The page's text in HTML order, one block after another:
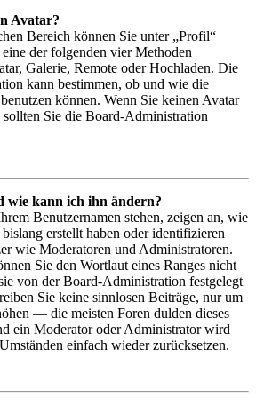
Avatar?
Bereich können Sie unter „Profil“
der folgenden vier Methoden
Galerie, Remote oder Hochladen. Die
kann bestimmen, ob und wie die
können. Wenn Sie keinen Avatar
sollten Sie die Board-Administration
wie kann ich ihn ändern?
Benutzernamen stehen, zeigen an, wie
erstellt haben oder identifizieren
wie Moderatoren und Administratoren.
Sie den Wortlaut eines Ranges nicht
von der Board-Administration festgelegt
Sie keine sinnlosen Beiträge, nur um
— die meisten Foren dulden dieses
ein Moderator oder Administrator wird
einfach wieder zurücksetzen.